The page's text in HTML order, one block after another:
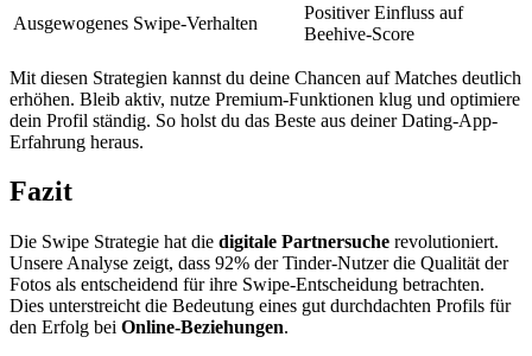
Ausgewogenes Swipe-Verhalten
Positiver Einfluss auf
Beehive-Score
Mit diesen Strategien kannst du deine Chancen auf Matches deutlich
erhöhen. Bleib aktiv, nutze Premium-Funktionen klug und optimiere
dein Profil ständig. So holst du das Beste aus deiner Dating-App-
Erfahrung heraus.
Fazit
Die Swipe Strategie hat die digitale Partnersuche revolutioniert.
Unsere Analyse zeigt, dass 92% der Tinder-Nutzer die Qualität der
Fotos als entscheidend für ihre Swipe-Entscheidung betrachten.
Dies unterstreicht die Bedeutung eines gut durchdachten Profils für
den Erfolg bei Online-Beziehungen.